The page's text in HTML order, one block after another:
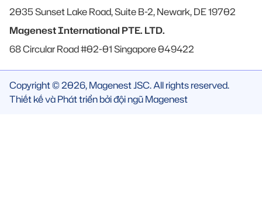
2035 Sunset Lake Road, Suite B-2, Newark, DE 19702
Magenest International PTE. LTD.
68 Circular Road #02-01 Singapore 049422
Copyright © 2026, Magenest JSC. All rights reserved.
Thiết kế và Phát triển bởi đội ngũ Magenest